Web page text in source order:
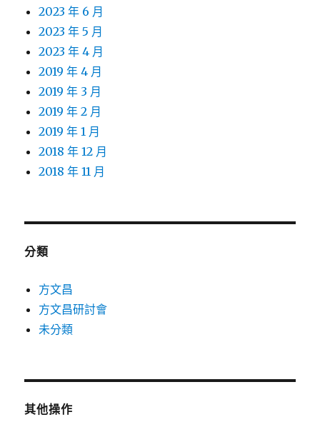
2023 年 6 月
2023 年 5 月
2023 年 4 月
2019 年 4 月
2019 年 3 月
2019 年 2 月
2019 年 1 月
2018 年 12 月
2018 年 11 月
分類
方文昌
方文昌研討會
未分類
其他操作